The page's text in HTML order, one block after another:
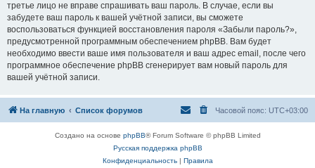
третье лицо не вправе спрашивать ваш пароль. В случае, если вы
забудете ваш пароль к вашей учётной записи, вы сможете
воспользоваться функцией восстановления пароля «Забыли пароль?»,
предусмотренной программным обеспечением phpBB. Вам будет
необходимо ввести ваше имя пользователя и ваш адрес email, после чего
программное обеспечение phpBB сгенерирует вам новый пароль для
вашей учётной записи.
На главную Список форумов Часовой пояс: UTC+03:00
Создано на основе phpBB® Forum Software © phpBB Limited
Русская поддержка phpBB
Конфиденциальность| Правила